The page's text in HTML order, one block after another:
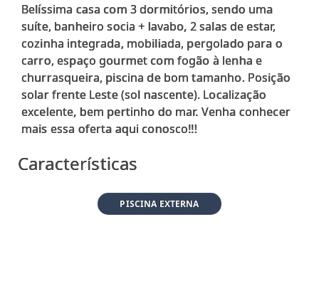
Belíssima casa com 3 dormitórios, sendo uma
suíte, banheiro socia + lavabo, 2 salas de estar,
cozinha integrada, mobiliada, pergolado para o
carro, espaço gourmet com fogão à lenha e
churrasqueira, piscina de bom tamanho. Posição
solar frente Leste (sol nascente). Localização
excelente, bem pertinho do mar. Venha conhecer
mais essa oferta aqui conosco!!!
Características
PISCINA EXTERNA